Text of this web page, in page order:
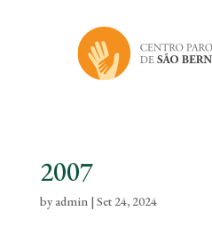
2007
byadmin| Set 24, 2024